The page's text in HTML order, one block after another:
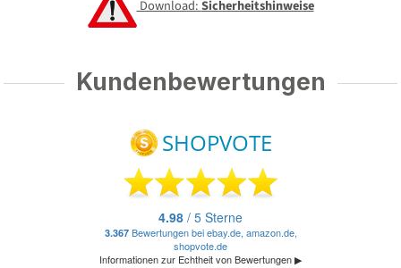
Download:Sicherheitshinweise
Kundenbewertungen